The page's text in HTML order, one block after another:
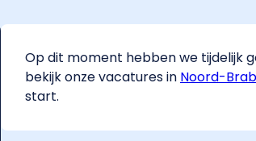
Op dit moment hebben we tijdelijk
bekijk onze vacatures in Noord-
start.